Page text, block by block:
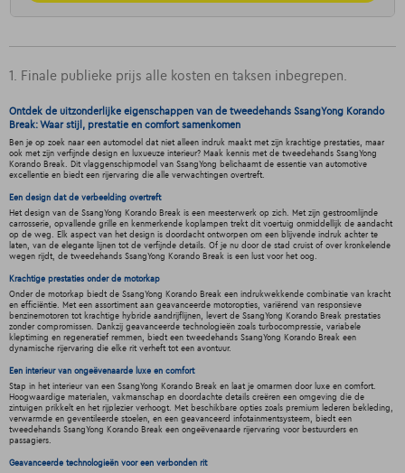
1. Finale publieke prijs alle kosten en taksen inbegrepen.
Ontdek de uitzonderlijke eigenschappen van de tweedehands SsangYong Korando
Break: Waar stijl, prestatie en comfort samenkomen
Ben je op zoek naar een automodel dat niet alleen indruk maakt met zijn krachtige prestaties, maar
ook met zijn verfijnde design en luxueuze interieur? Maak kennis met de tweedehands SsangYong
Korando Break. Dit vlaggenschipmodel van SsangYong belichaamt de essentie van automotive
excellentie en biedt een rijervaring die alle verwachtingen overtreft.
Een design dat de verbeelding overtreft
Het design van de SsangYong Korando Break is een meesterwerk op zich. Met zijn gestroomlijnde
carrosserie, opvallende grille en kenmerkende koplampen trekt dit voertuig onmiddellijk de aandacht
op de weg. Elk aspect van het design is doordacht ontworpen om een blijvende indruk achter te
laten, van de elegante lijnen tot de verfijnde details. Of je nu door de stad cruist of over kronkelende
wegen rijdt, de tweedehands SsangYong Korando Break is een lust voor het oog.
Krachtige prestaties onder de motorkap
Onder de motorkap biedt de SsangYong Korando Break een indrukwekkende combinatie van kracht
en efficiëntie. Met een assortiment aan geavanceerde motoropties, variërend van responsieve
benzinemotoren tot krachtige hybride aandrijflijnen, levert de SsangYong Korando Break prestaties
zonder compromissen. Dankzij geavanceerde technologieën zoals turbocompressie, variabele
kleptiming en regeneratief remmen, biedt een tweedehands SsangYong Korando Break een
dynamische rijervaring die elke rit verheft tot een avontuur.
Een interieur van ongeëvenaarde luxe en comfort
Stap in het interieur van een SsangYong Korando Break en laat je omarmen door luxe en comfort.
Hoogwaardige materialen, vakmanschap en doordachte details creëren een omgeving die de
zintuigen prikkelt en het rijplezier verhoogt. Met beschikbare opties zoals premium lederen bekleding,
verwarmde en geventileerde stoelen, en een geavanceerd infotainmentsysteem, biedt een
tweedehands SsangYong Korando Break een ongeëvenaarde rijervaring voor bestuurders en
passagiers.
Geavanceerde technologieën voor een verbonden rit